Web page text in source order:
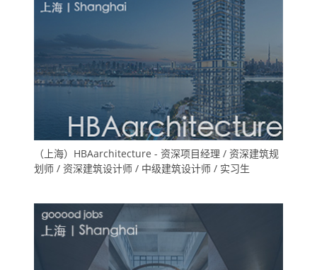
（上海）HBAarchitecture - 资深项目经理 / 资深建筑规
划师 / 资深建筑设计师 / 中级建筑设计师 / 实习生